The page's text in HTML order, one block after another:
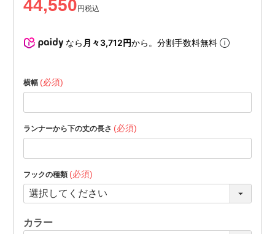
44,550 税込
なら 月々3,712円から。分割手数料無料
横幅 (必須)
ランナーから下の丈の長さ (必須)
フックの種類 (必須)
カラー